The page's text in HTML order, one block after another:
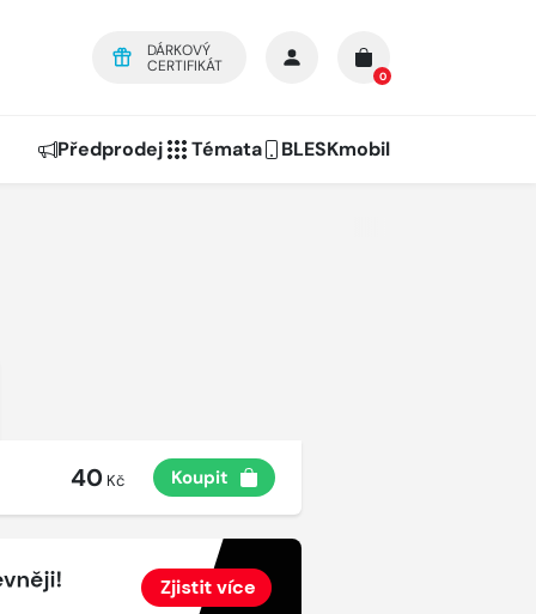
DÁRKOVÝ
CERTIFIKÁT
0
Předprodej Témata BLESKmobil
40Kč Koupit